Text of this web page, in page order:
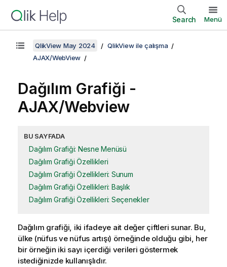
Search Menü
QlikView May 2024
QlikView ile çalışma
AJAX/WebView
Dağılım Grafiği -
AJAX/Webview
BU SAYFADA
Dağılım Grafiği: Nesne Menüsü
Dağılım Grafiği Özellikleri
Dağılım Grafiği Özellikleri: Sunum
Dağılım Grafiği Özellikleri: Başlık
Dağılım Grafiği Özellikleri: Seçenekler
Dağılım grafiği, iki ifadeye ait değer çiftleri sunar. Bu,
ülke (nüfus ve nüfus artışı) örneğinde olduğu gibi, her
bir örneğin iki sayı içerdiği verileri göstermek
istediğinizde kullanışlıdır.